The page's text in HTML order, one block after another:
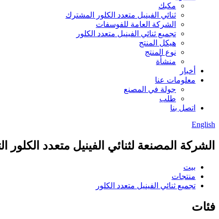
مكبك
ثنائي الفينيل متعدد الكلور المشترك
الشركة العامة للفوسفات
تجميع ثنائي الفينيل متعدد الكلور
هيكل المنتج
نوع المنتج
منشأة
أخبار
معلومات عنا
جولة في المصنع
طلب
اتصل بنا
English
الشركة المصنعة لثنائي الفينيل متعدد الكلور
بيت
منتجات
تجميع ثنائي الفينيل متعدد الكلور
فئات